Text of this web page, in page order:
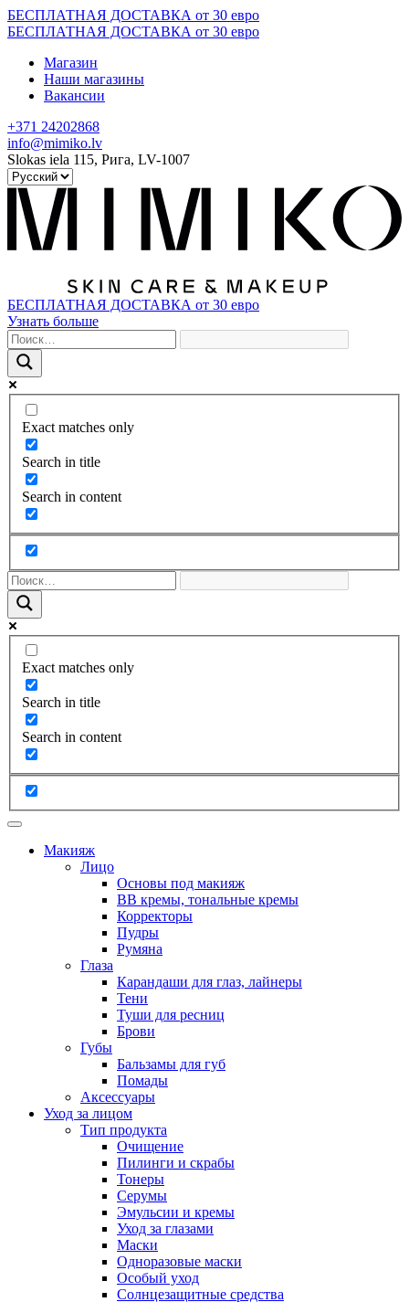
Skip
to
БЕСПЛАТНАЯ ДОСТАВКА от 30 евро
БЕСПЛАТНАЯ ДОСТАВКА от 30 евро
Магазин
Наши магазины
Вакансии
+371 24202868
info@mimiko.lv
Slokas iela 115, Рига, LV-1007
БЕСПЛАТНАЯ ДОСТАВКА от 30 евро
Узнать больше
Exact matches only
Search in title
Search in content
Exact matches only
Search in title
Search in content
Макияж
Лицо
Основы под макияж
BB кремы, тональные кремы
Корректоры
Пудры
Румяна
Глаза
Карандаши для глаз, лайнеры
Тени
Туши для ресниц
Брови
Губы
Бальзамы для губ
Помады
Аксессуары
Уход за лицом
Тип продукта
Очищение
Пилинги и скрабы
Тонеры
Серумы
Эмульсии и кремы
Уход за глазами
Маски
Одноразовые маски
Особый уход
Солнцезащитные средства